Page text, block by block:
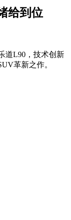
给到位
道L90，技术创新
革新之作。